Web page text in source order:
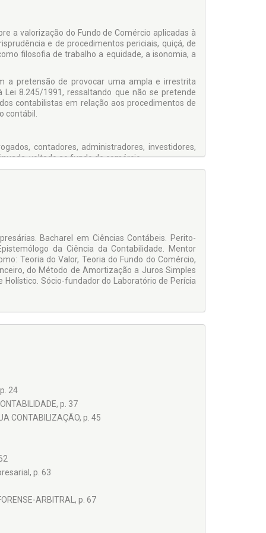
a valorização do Fundo de Comércio aplicadas à
e de procedimentos periciais, quiçá, de
filosofia de trabalho a equidade, a isonomia, a
a pretensão de provocar uma ampla e irrestrita
8.245/1991, ressaltando que não se pretende
contabilistas em relação aos procedimentos de
contábil.
contadores, administradores, investidores,
voltado ao fundo de comércio.
elemento essencial das fundamentações que
de contrato de aluguel não residencial, seja na
preceito científico, que normalmente é aplicada
Bacharel em Ciências Contábeis. Perito-
da Ciência da Contabilidade. Mentor
Teoria do Valor, Teoria do Fundo do Comércio,
do Método de Amortização a Juros Simples
Sócio-fundador do Laboratório de Perícia
24
p. 37
CONTABILIZAÇÃO, p. 45
p. 63
ARBITRAL, p. 67